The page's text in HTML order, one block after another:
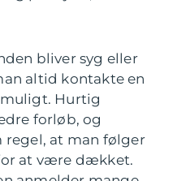
bliver syg eller
altid kontakte en
Hurtig
forløb, og
at man følger
at være dækket.